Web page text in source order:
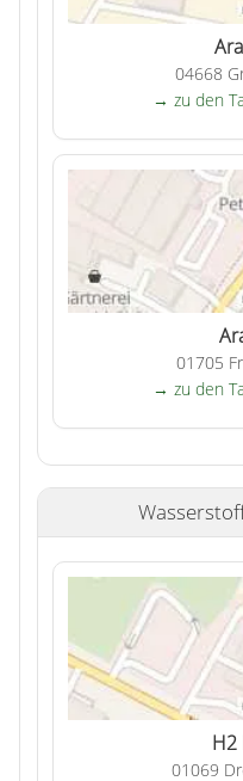
04668
→ zu den
01705
→ zu den
H2
01069